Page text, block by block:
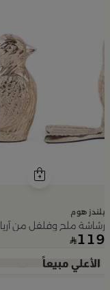
بلندز هوم
رشاشة ملح وفلفل من آريا
119
Slide 1 of 5